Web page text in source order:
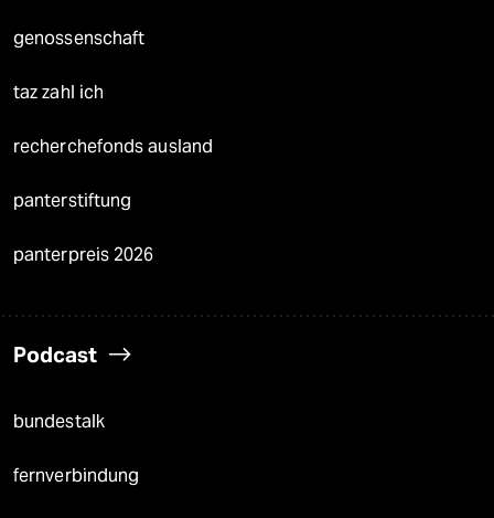
genossenschaft
taz zahl ich
recherchefonds ausland
panterstiftung
panterpreis 2026
Podcast
bundestalk
fernverbindung